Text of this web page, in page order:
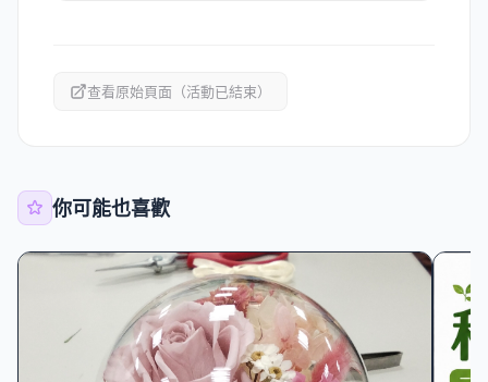
查看原始頁面（活動已結束）
你可能也喜歡